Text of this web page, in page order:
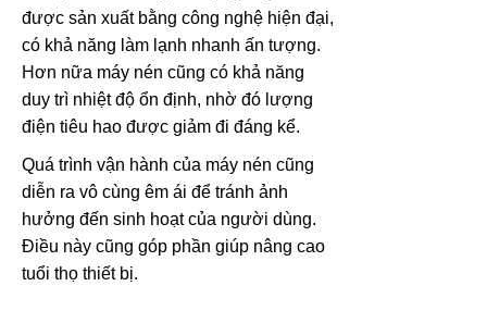
được sản xuất bằng công nghệ hiện đại,
có khả năng làm lạnh nhanh ấn tượng.
Hơn nữa máy nén cũng có khả năng
duy trì nhiệt độ ổn định, nhờ đó lượng
điện tiêu hao được giảm đi đáng kể.
Quá trình vận hành của máy nén cũng
diễn ra vô cùng êm ái để tránh ảnh
hưởng đến sinh hoạt của người dùng.
Điều này cũng góp phần giúp nâng cao
tuổi thọ thiết bị.